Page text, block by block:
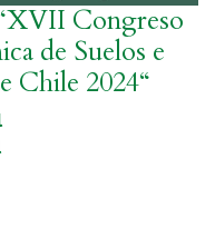
Congreso
de Suelos e
Chile 2024“